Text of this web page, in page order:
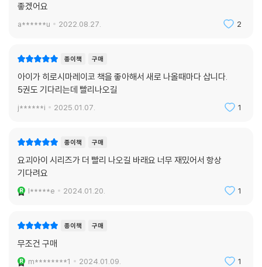
좋겠어요
a******u 2022.08.27. 2
종이책 구매
아이가 히로시마레이코 책을 좋아해서 새로 나올때마다 삽니다.
5권도 기다리는데 빨리나오길
j******i 2025.01.07. 1
종이책 구매
요괴아이 시리즈가 더 빨리 나오길 바래요 너무 재밌어서 항상
기다려요
l*****e 2024.01.20. 1
종이책 구매
무조건 구매
m********1 2024.01.09. 1